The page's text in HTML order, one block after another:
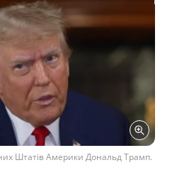
Штатів Америки Дональд Трамп.